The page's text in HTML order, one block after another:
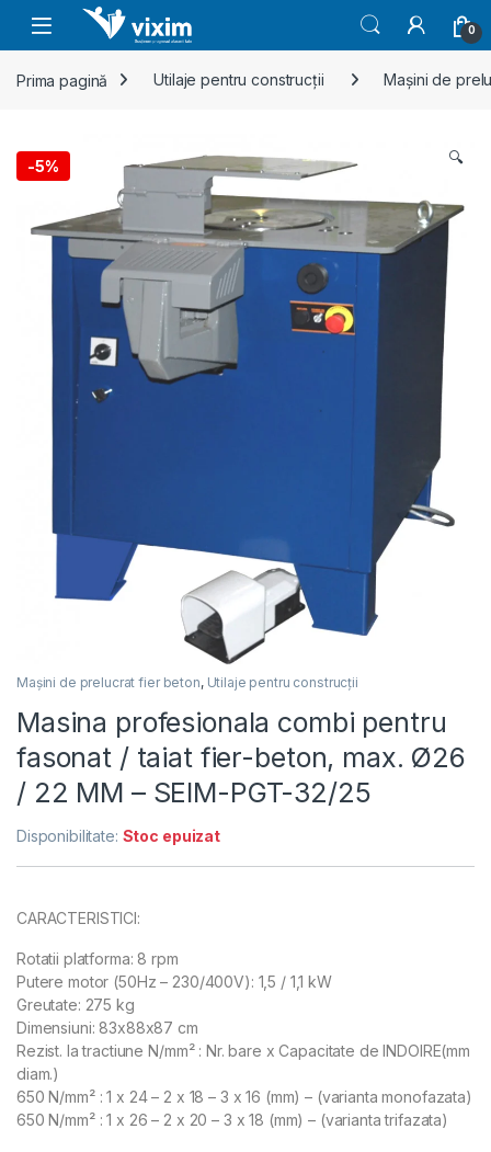
Skip to navigation
Skip to content
0
Prima pagină Utilaje pentru construcții Mașini de
-5% 🔍
Mașini de prelucrat fier beton, Utilaje pentru construcții
Masina profesionala combi pentru
fasonat / taiat fier-beton, max. Ø26
/ 22 MM – SEIM-PGT-32/25
Disponibilitate: Stoc epuizat
CARACTERISTICI:
Rotatii platforma: 8 rpm
Putere motor (50Hz – 230/400V): 1,5 / 1,1 kW
Greutate: 275 kg
Dimensiuni: 83x88x87 cm
Rezist. la tractiune N/mm² : Nr. bare x Capacitate de INDOIRE(mm
diam.)
650 N/mm² : 1 x 24 – 2 x 18 – 3 x 16 (mm) – (varianta monofazata)
650 N/mm² : 1 x 26 – 2 x 20 – 3 x 18 (mm) – (varianta trifazata)